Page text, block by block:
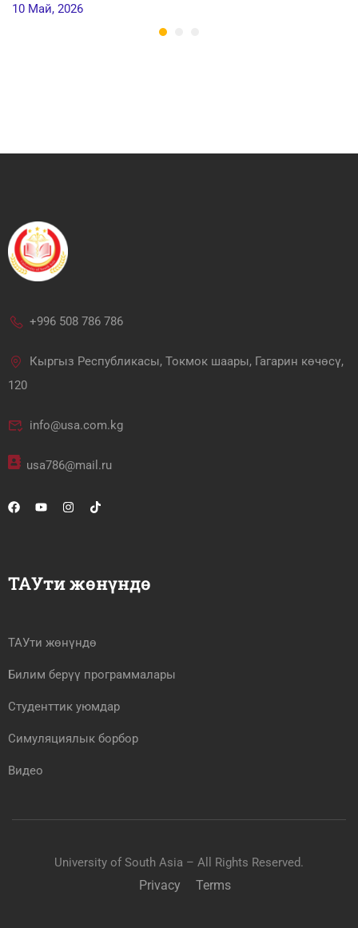
10 Май, 2026
+996 508 786 786
Кыргыз Республикасы, Токмок шаары, Гагарин көчөсү,
120
info@usa.com.kg
usa786@mail.ru
ТАУти жөнүндө
ТАУти жөнүндө
Билим берүү программалары
Студенттик уюмдар
Симуляциялык борбор
Видео
University of South Asia – All Rights Reserved.
Privacy Terms